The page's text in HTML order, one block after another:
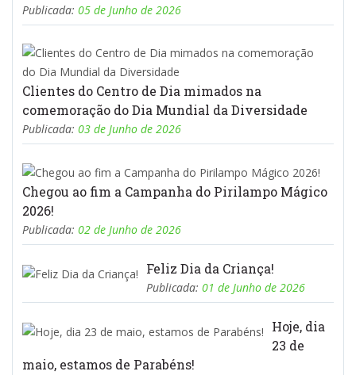
Publicada: 05 de Junho de 2026
Clientes do Centro de Dia mimados na
comemoração do Dia Mundial da Diversidade
Publicada: 03 de Junho de 2026
Chegou ao fim a Campanha do Pirilampo Mágico
2026!
Publicada: 02 de Junho de 2026
Feliz Dia da Criança!
Publicada: 01 de Junho de 2026
Hoje, dia
23 de
maio, estamos de Parabéns!